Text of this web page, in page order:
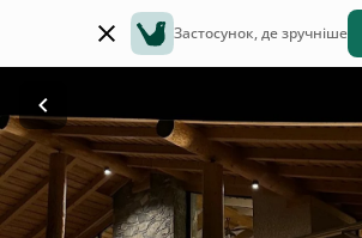
Застосунок, де зручніше